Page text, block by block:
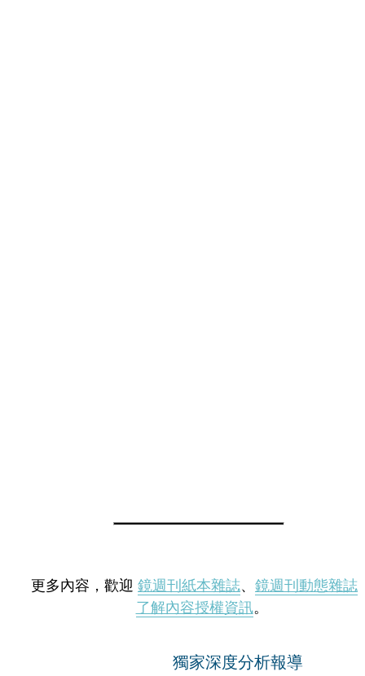
更多內容，歡迎 鏡週刊紙本雜誌、 鏡週刊動態雜誌
了解內容授權資訊。
獨家深度分析報導